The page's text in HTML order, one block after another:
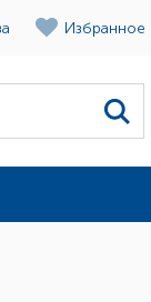
Избранное